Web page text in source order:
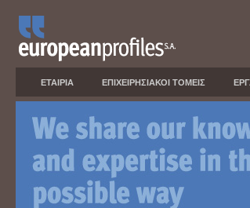
ΕΤΑΙΡΙΑ ΕΠΙΧΕΙΡΗΣΙΑΚΟΙ ΤΟΜΕΙΣ